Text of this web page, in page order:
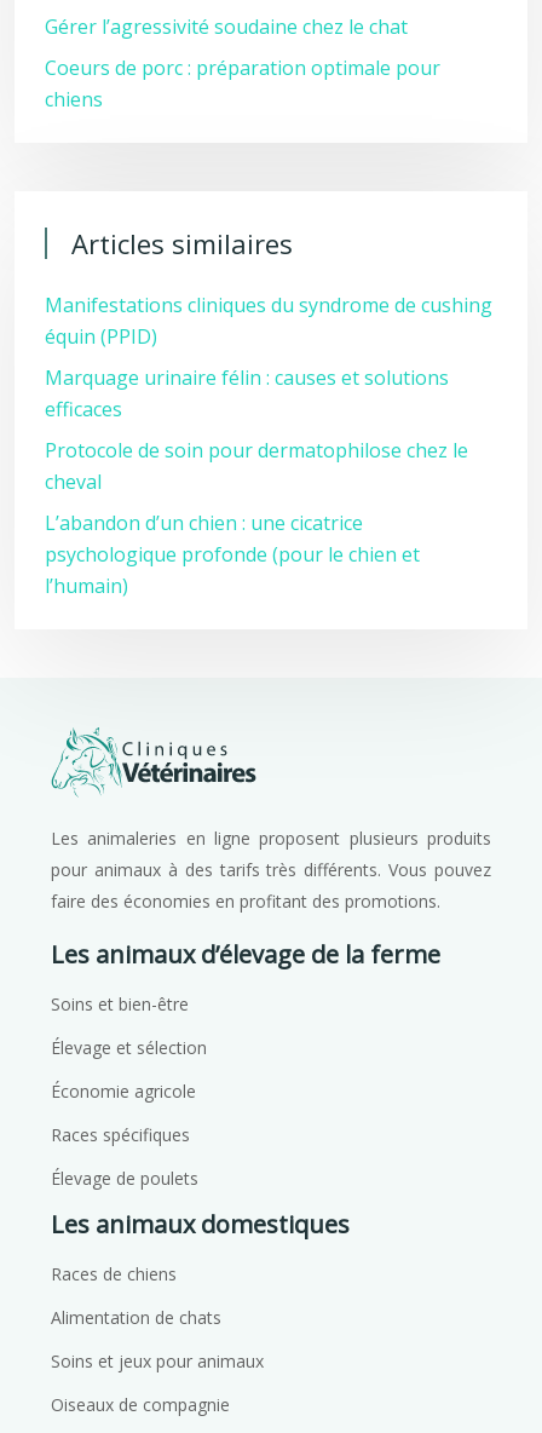
Gérer l’agressivité soudaine chez le chat
Coeurs de porc : préparation optimale pour
chiens
Articles similaires
Manifestations cliniques du syndrome de cushing
équin (PPID)
Marquage urinaire félin : causes et solutions
efficaces
Protocole de soin pour dermatophilose chez le
cheval
L’abandon d’un chien : une cicatrice
psychologique profonde (pour le chien et
l’humain)
Les animaleries en ligne proposent plusieurs produits
pour animaux à des tarifs très différents. Vous pouvez
faire des économies en profitant des promotions.
Les animaux d’élevage de la ferme
Soins et bien-être
Élevage et sélection
Économie agricole
Races spécifiques
Élevage de poulets
Les animaux domestiques
Races de chiens
Alimentation de chats
Soins et jeux pour animaux
Oiseaux de compagnie